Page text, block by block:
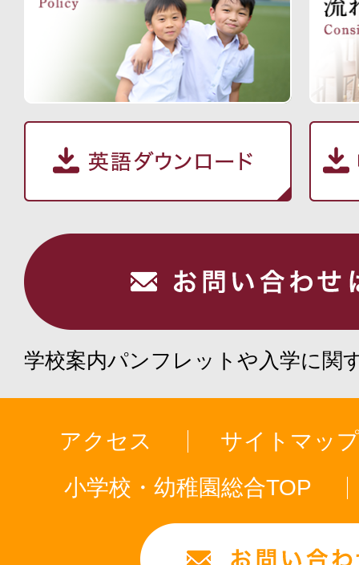
学校案内パンフレットや入学に関
アクセス
サイトマップ
小学校・幼稚園総合TOP